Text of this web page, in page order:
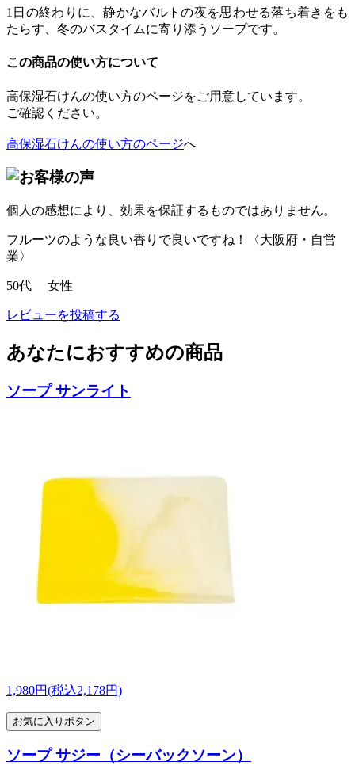
1日の終わりに、静かなバルトの夜を思わせる落ち着きをも
たらす、冬のバスタイムに寄り添うソープです。
この商品の使い方について
高保湿石けんの使い方のページをご用意しています。
ご確認ください。
高保湿石けんの使い方のページへ
個人の感想により、効果を保証するものではありません。
フルーツのような良い香りで良いですね！〈大阪府・自営
業〉
50代 女性
レビューを投稿する
あなたにおすすめの商品
ソープ サンライト
1,980円(税込2,178円)
お気に入りボタン
ソープ サジー（シーバックソーン）